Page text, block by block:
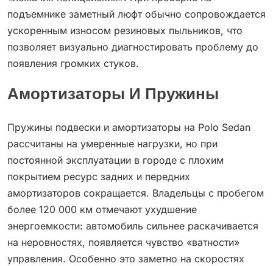
подъемнике заметный люфт обычно сопровождается
ускоренным износом резиновых пыльников, что
позволяет визуально диагностировать проблему до
появления громких стуков.
Амортизаторы И Пружины
Пружины подвески и амортизаторы на Polo Sedan
рассчитаны на умеренные нагрузки, но при
постоянной эксплуатации в городе с плохим
покрытием ресурс задних и передних
амортизаторов сокращается. Владельцы с пробегом
более 120 000 км отмечают ухудшение
энергоемкости: автомобиль сильнее раскачивается
на неровностях, появляется чувство «ватности»
управления. Особенно это заметно на скоростях